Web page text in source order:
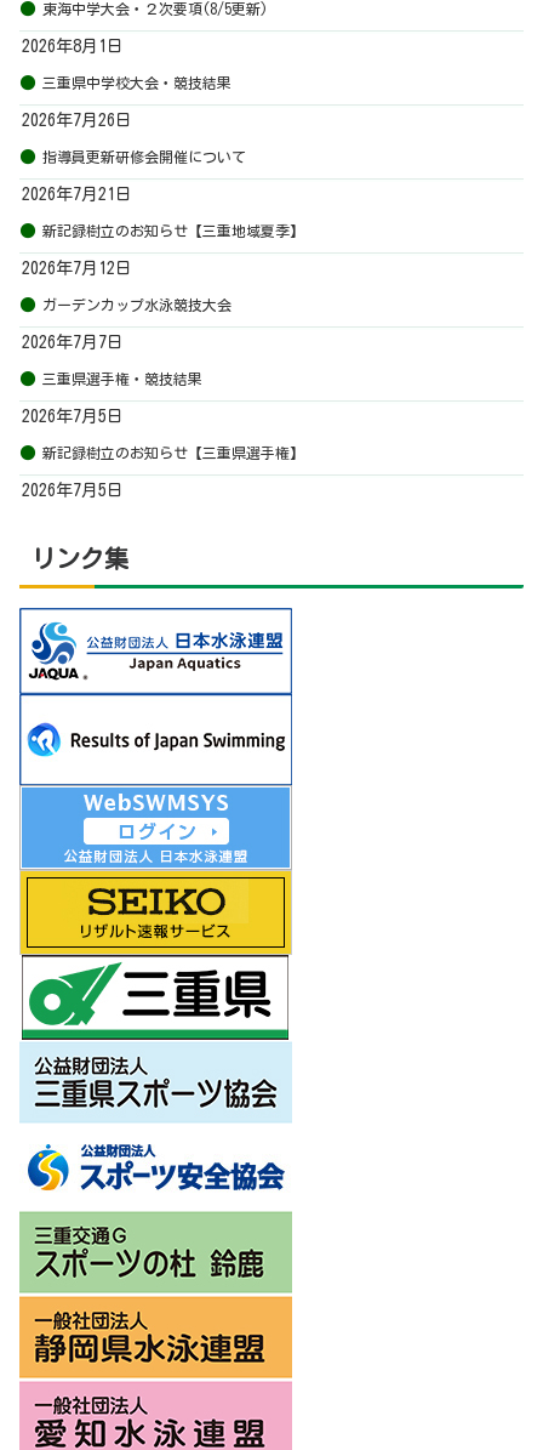
東海中学大会・２次要項(8/5更新)
2026年8月1日
三重県中学校大会・競技結果
2026年7月26日
指導員更新研修会開催について
2026年7月21日
新記録樹立のお知らせ【三重地域夏季】
2026年7月12日
ガーデンカップ水泳競技大会
2026年7月7日
三重県選手権・競技結果
2026年7月5日
新記録樹立のお知らせ【三重県選手権】
2026年7月5日
リンク集